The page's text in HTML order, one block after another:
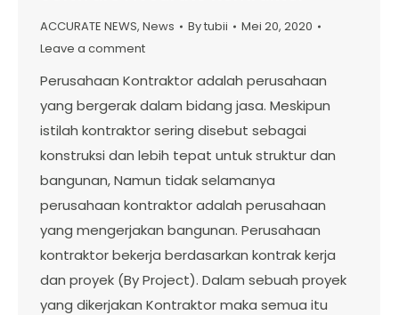
ACCURATE NEWS, News Bytubii
Mei 20, 2020
Leave a comment
Perusahaan Kontraktor adalah perusahaan
yang bergerak dalam bidang jasa. Meskipun
istilah kontraktor sering disebut sebagai
konstruksi dan lebih tepat untuk struktur dan
bangunan, Namun tidak selamanya
perusahaan kontraktor adalah perusahaan
yang mengerjakan bangunan. Perusahaan
kontraktor bekerja berdasarkan kontrak kerja
dan proyek (By Project). Dalam sebuah proyek
yang dikerjakan Kontraktor maka semua itu